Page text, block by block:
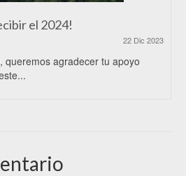
el 2024!
22 Dic 2023
queremos agradecer tu apoyo